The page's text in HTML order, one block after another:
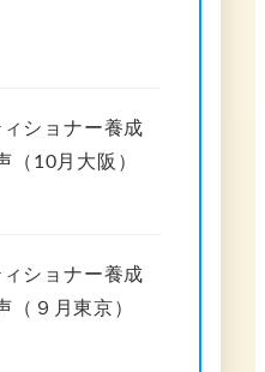
ィショナー養成
（10月大阪）
ィショナー養成
（９月東京）